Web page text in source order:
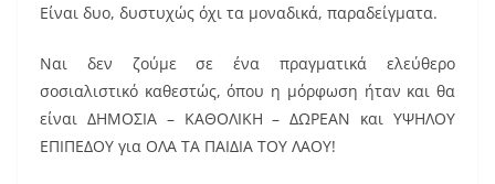
Είναι δυο, δυστυχώς όχι τα μοναδικά, παραδείγματα.
Ναι δεν ζούμε σε ένα πραγματικά ελεύθερο
σοσιαλιστικό καθεστώς, όπου η μόρφωση ήταν και θα
είναι ΔΗΜΟΣΙΑ – ΚΑΘΟΛΙΚΗ – ΔΩΡΕΑΝ και ΥΨΗΛΟΥ
ΕΠΙΠΕΔΟΥ για ΟΛΑ ΤΑ ΠΑΙΔΙΑ ΤΟΥ ΛΑΟΥ!